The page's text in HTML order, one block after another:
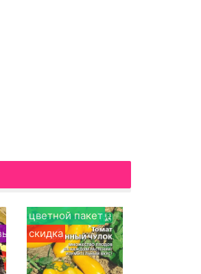
цветной пакет
скидка